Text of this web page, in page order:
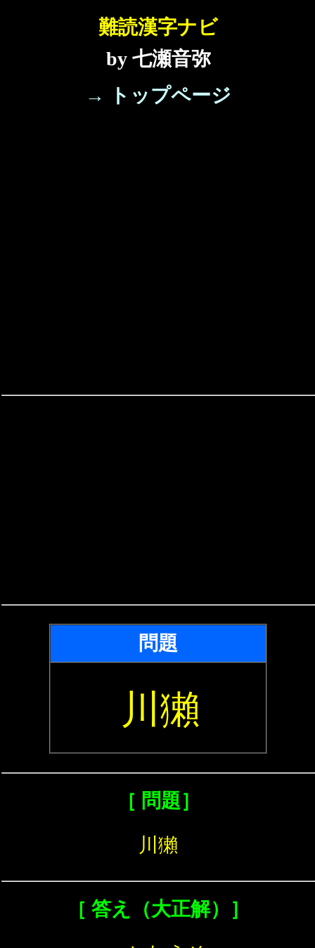
難読漢字ナビ
by 七瀬音弥
→ トップページ
問題
川獺
［ 問題］
川獺
［ 答え（大正解）］